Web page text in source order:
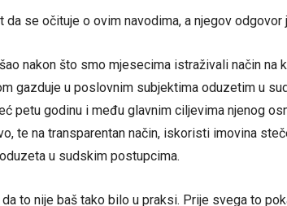
se očituje o ovim navodima, a njegov odgovor
nakon što smo mjesecima istraživali način na
gazduje u poslovnim subjektima oduzetim u
petu godinu i među glavnim ciljevima njenog
te na transparentan način, iskoristi imovina
u sudskim postupcima.
to nije baš tako bilo u praksi. Prije svega to